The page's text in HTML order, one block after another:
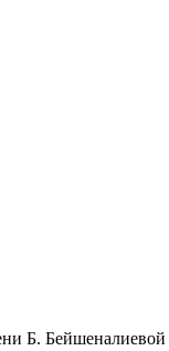
Б. Бейшеналиевой